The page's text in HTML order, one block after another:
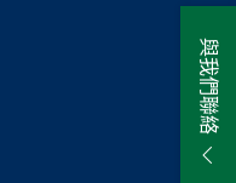
與我們聯絡